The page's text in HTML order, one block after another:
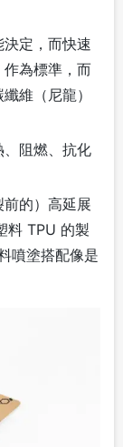
定，而快速
為標準，而
維（尼龍）
阻燃、抗化
的）高延展
料 TPU 的製
噴塗搭配像是